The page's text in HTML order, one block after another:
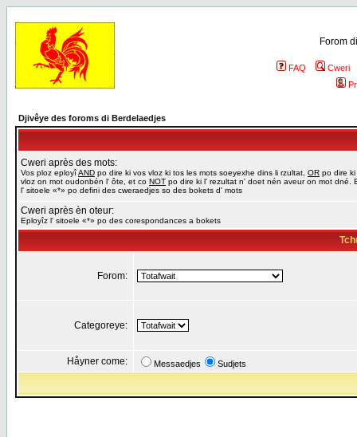
Forom
FAQ
Cweri
Djivêye des foroms di Berdelaedjes
Cweri après des mots:
Vos ploz eployîAND po dire ki vos vloz ki tos les mots soeyexhe dins li rzultat, OR po dire ki
vloz on mot oudonbén l' ôte, et co NOT po dire ki l' rezultat n' doet nén aveur on mot dné.
l' sitoele «*» po defini des cweraedjes so des bokets d' mots
Cweri après èn oteur:
Eployîz l' sitoele «*» po des corespondances a bokets
Forom:
Categoreye:
Håyner come: Messaedjes Sudjets